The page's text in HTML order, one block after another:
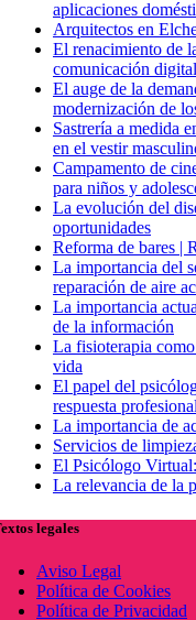
aplicaciones
Arquitectos en
El renacimiento de
comunicación
El auge de la
modernización de
Sastrería a medida
en el vestir
Campamento de
para niños y
La evolución del
oportunidades
Reforma de bares |
La importancia del
reparación de aire
La importancia
de la información
La fisioterapia
vida
El papel del
respuesta
La importancia de
Servicios de
El Psicólogo
La relevancia de la
legales
Aviso Legal
Política de Cookies
Política de Privacidad